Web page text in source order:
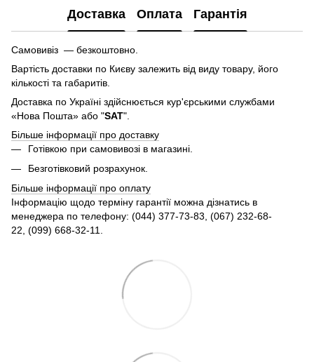
Доставка Оплата Гарантія
Самовивіз — безкоштовно.
Вартість доставки по Києву залежить від виду товару, його
кількості та габаритів.
Доставка по Україні здійснюється кур'єрськими службами
«Нова Пошта» або "SAT".
Більше інформації про доставку
Готівкою при самовивозі в магазині.
Безготівковий розрахунок.
Більше інформації про оплату
Інформацію щодо терміну гарантії можна дізнатись в
менеджера по телефону: (044) 377-73-83, (067) 232-68-
22, (099) 668-32-11.